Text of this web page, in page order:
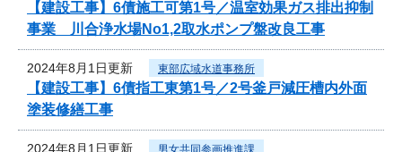
【建設工事】6債施工可第1号／温室効果ガス排出抑制
事業 川合浄水場No1,2取水ポンプ盤改良工事
2024年8月1日更新 東部広域水道事務所
【建設工事】6債指工東第1号／2号釜戸減圧槽内外面
塗装修繕工事
2024年8月1日更新 男女共同参画推進課